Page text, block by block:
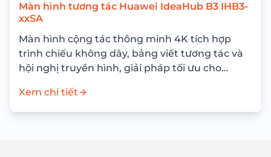
Màn hình tương tác Huawei IdeaHub B3 IHB3-
xxSA
Màn hình cộng tác thông minh 4K tích hợp
trình chiếu không dây, bảng viết tương tác và
hội nghị truyền hình, giải pháp tối ưu cho
Xem chi tiết